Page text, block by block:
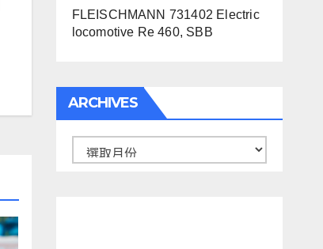
FLEISCHMANN 731402 Electric
locomotive Re 460, SBB
ARCHIVES
Archives